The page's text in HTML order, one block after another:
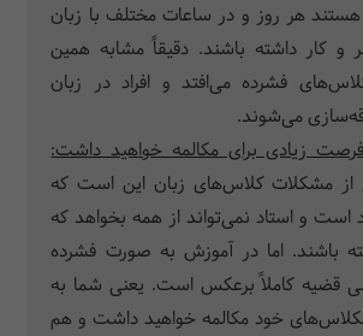
هستند هر روز و در ساعات مختلف با زبان
و کار داشته باشند. دقیقاً مشابه همین
‌فشرده می‌افتد و افراد در زبان
می‌شوند.
زیادی برای مکالمه خواهید داشت:
از مشکلات کلاس‌های زبان این است که
و استاد نمی‌تواند از همه بخواهد که
باشند. اما در آموزش به صورت ‌فشرده
قضیه کاملاً برعکس است. یعنی شما به
خود مکالمه خواهید داشت و هم